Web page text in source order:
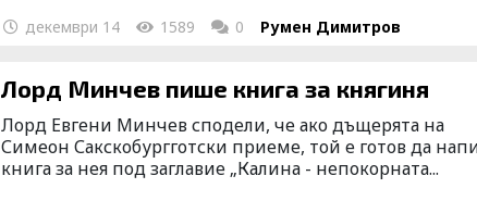
декември 14 1589 0 Румен Димитров
Лорд Минчев пише книга за княгиня
Лорд Евгени Минчев сподели, че ако дъщерята на
Симеон Сакскобургготски приеме, той е готов да
книга за нея под заглавие „Калина - непокорната...